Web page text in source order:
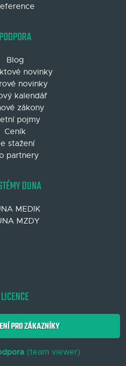
PODPORA
Blog
novinky
novinky
kalendář
zákony
pojmy
Ceník
stažení
partnery
DUNA
MEDIK
MZDY
LICENCE
PRO ZÁKAZNÍKY
(team viewer)